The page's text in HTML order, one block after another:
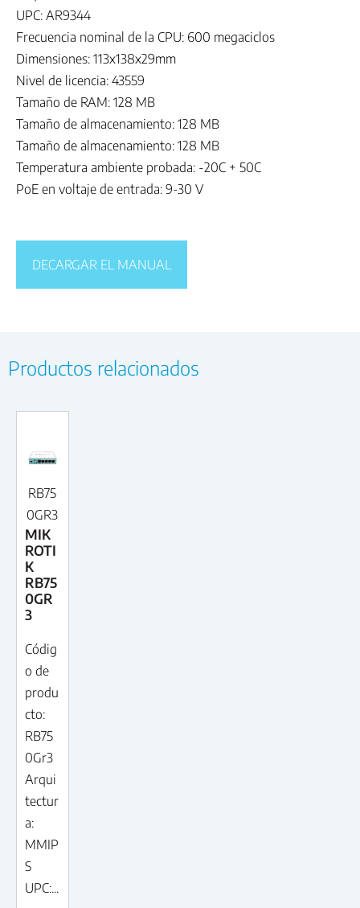
UPC: AR9344
Frecuencia nominal de la CPU: 600 megaciclos
Dimensiones: 113x138x29mm
Nivel de licencia: 43559
Tamaño de RAM: 128 MB
Tamaño de almacenamiento: 128 MB
Tamaño de almacenamiento: 128 MB
Temperatura ambiente probada: -20C + 50C
PoE en voltaje de entrada: 9-30 V
DECARGAR EL MANUAL
Productos relacionados
RB75
0GR3
MIK
ROTI
K
RB75
0GR
3
Códig
o de
produ
cto:
RB75
0Gr3
Arqui
tectur
a:
MMIP
S
UPC:...